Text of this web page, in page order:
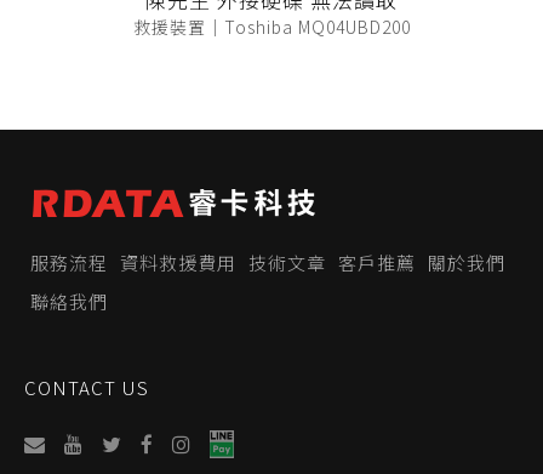
救援裝置｜Toshiba MQ04UBD200
服務流程 資料救援費用 技術文章 客戶推薦
關於我們
聯絡我們
CONTACT US